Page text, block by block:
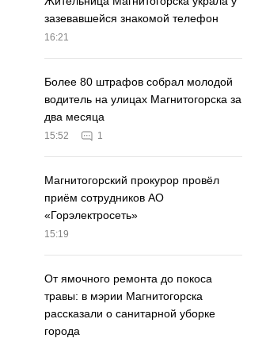
зазевавшейся знакомой телефон
16:21
Более 80 штрафов собрал молодой
водитель на улицах Магнитогорска за
два месяца
15:52 1
Магнитогорский прокурор провёл
приём сотрудников АО
«Горэлектросеть»
15:19
От ямочного ремонта до покоса
травы: в мэрии Магнитогорска
рассказали о санитарной уборке
города